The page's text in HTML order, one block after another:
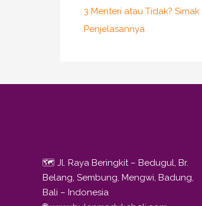
3 Menteri atau Tidak? Simak
Penjelasannya
🗺️ Jl. Raya Beringkit – Bedugul, Br.
Belang, Sembung, Mengwi, Badung,
Bali – Indonesia